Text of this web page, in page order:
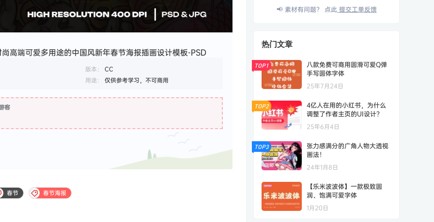
高端可爱多用途的中国风新年春节海报插画设计模板-PSD
版本：
CC
用途：
仅供参考学习，不可商用
客
春节 春节海报
📢 素材有问题？ 点此提交工单反馈
热门文章
TOP1
八款免费可商用圆滑可爱Q弹
手写圆体字体
25年7月24日
TOP2
4亿人在用的小红书，为什么
调整了作者主页的UI设计？
25年6月4日
TOP3
张力感满分的广角人物大透视
画法！
24年1月8日
【乐米波波体】一款极致圆
润、饱满可爱字体
1月20日